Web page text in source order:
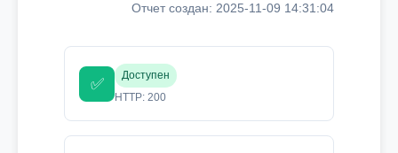
Отчет создан: 2025-11-09 14:31:04
✅
Доступен
HTTP: 200